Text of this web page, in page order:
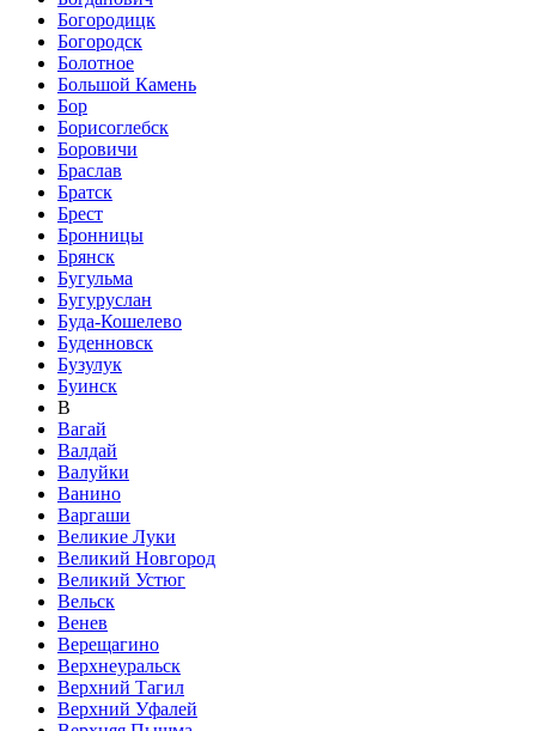
Богородицк
Богородск
Болотное
Большой Камень
Бор
Борисоглебск
Боровичи
Браслав
Братск
Брест
Бронницы
Брянск
Бугульма
Бугуруслан
Буда-Кошелево
Буденновск
Бузулук
Буинск
В
Вагай
Валдай
Валуйки
Ванино
Варгаши
Великие Луки
Великий Новгород
Великий Устюг
Вельск
Венев
Верещагино
Верхнеуральск
Верхний Тагил
Верхний Уфалей